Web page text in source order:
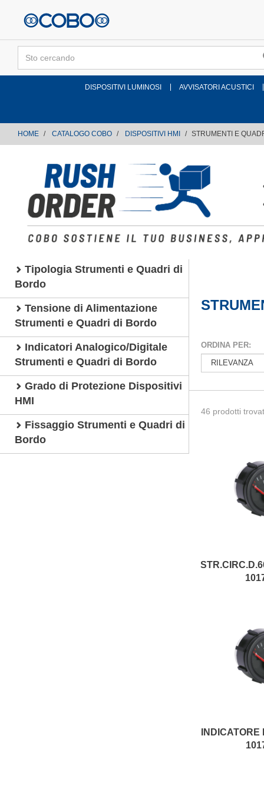
DISPOSITIVI LUMINOSI AVVISATORI ACUSTICI
HOME CATALOGO COBO DISPOSITIVI HMI STRUMENTI E
Tipologia Strumenti e Quadri di
Bordo
Tensione di Alimentazione
Strumenti e Quadri di Bordo
Indicatori Analogico/Digitale
Strumenti e Quadri di Bordo
Grado di Protezione Dispositivi
HMI
Fissaggio Strumenti e Quadri di
Bordo
ORDINA PER:
46 prodotti